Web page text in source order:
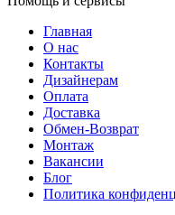
Главная
О нас
Контакты
Дизайнерам
Оплата
Доставка
Обмен-Возврат
Монтаж
Вакансии
Блог
Политика